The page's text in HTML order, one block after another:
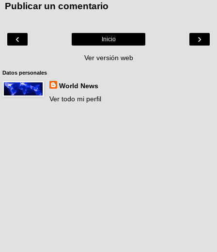
Publicar un comentario
‹ ›
Inicio
Ver versión web
Datos personales
World News
Ver todo mi perfil